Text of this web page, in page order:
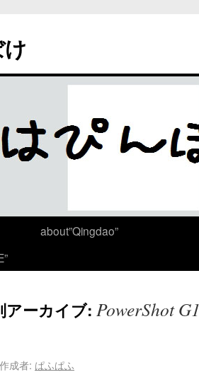
about”Qingdao”
アーカイブ: PowerShot
作成者: ぱふぱふ